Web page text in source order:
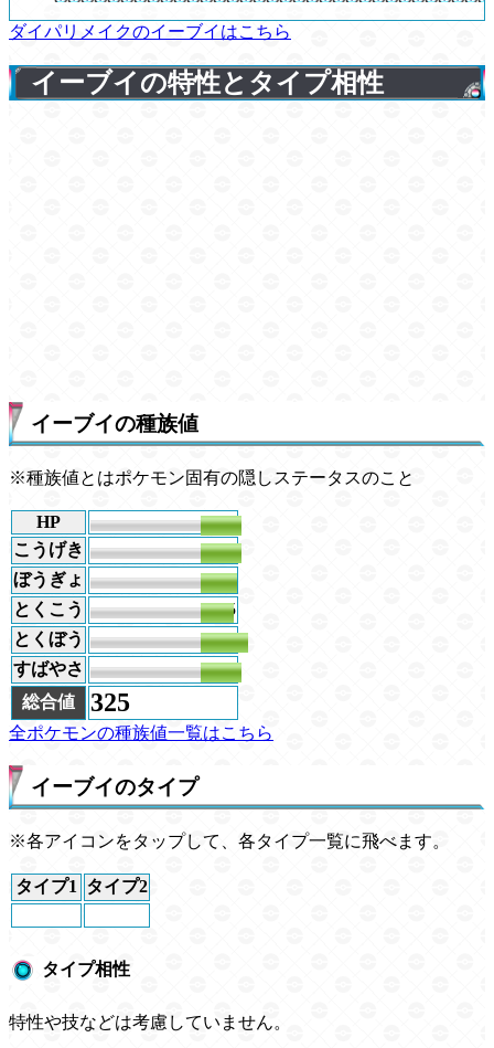
ダイパリメイクのイーブイはこちら
イーブイの特性とタイプ相性
イーブイの種族値
※種族値とはポケモン固有の隠しステータスのこと
HP
55
こうげき
55
ぼうぎょ
50
とくこう
45
とくぼう
65
すばやさ
55
総合値
325
全ポケモンの種族値一覧はこちら
イーブイのタイプ
※各アイコンをタップして、各タイプ一覧に飛べます。
タイプ1 タイプ2
タイプ相性
特性や技などは考慮していません。